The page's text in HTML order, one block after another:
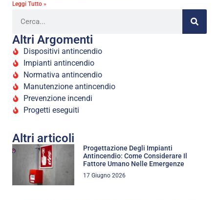
Leggi Tutto »
Altri Argomenti
Dispositivi antincendio
Impianti antincendio
Normativa antincendio
Manutenzione antincendio
Prevenzione incendi
Progetti eseguiti
Altri articoli
Progettazione Degli Impianti
Antincendio: Come Considerare Il
Fattore Umano Nelle Emergenze
17 Giugno 2026